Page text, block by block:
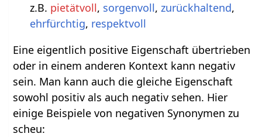
z.B. pietätvoll, sorgenvoll, zurückhaltend,
ehrfürchtig, respektvoll
Eine eigentlich positive Eigenschaft übertrieben
oder in einem anderen Kontext kann negativ
sein. Man kann auch die gleiche Eigenschaft
sowohl positiv als auch negativ sehen. Hier
einige Beispiele von negativen Synonymen zu
scheu: